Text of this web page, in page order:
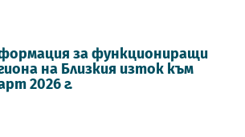
за функциониращи
на Близкия изток към
2026 г.